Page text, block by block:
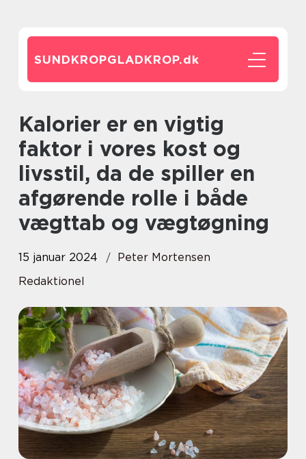
SUNDKROPGLADKROP.dk
Kalorier er en vigtig
faktor i vores kost og
livsstil, da de spiller en
afgørende rolle i både
vægttab og vægtøgning
15 januar 2024
Peter Mortensen
Redaktionel